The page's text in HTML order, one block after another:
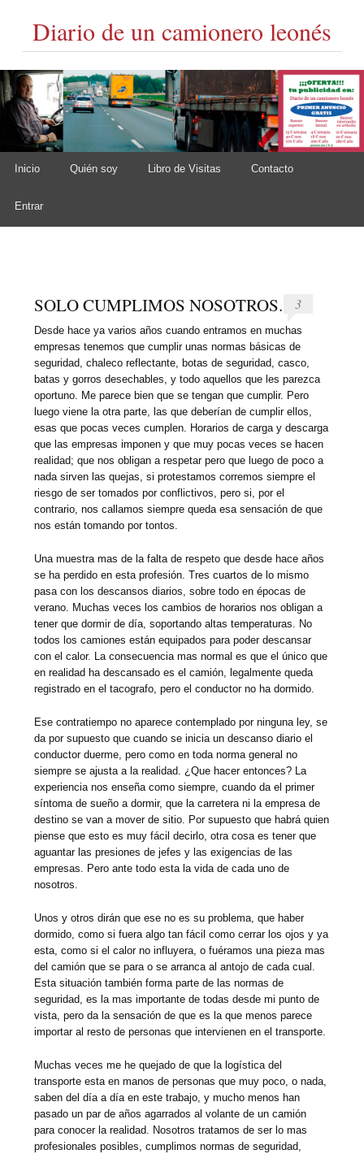
Diario de un camionero leonés
Main menu
Skip to content
Inicio Quién soy Libro de Visitas Contacto
Entrar
SOLO CUMPLIMOS NOSOTROS. 3
Desde hace ya varios años cuando entramos en muchas
empresas tenemos que cumplir unas normas básicas de
seguridad, chaleco reflectante, botas de seguridad, casco,
batas y gorros desechables, y todo aquellos que les parezca
oportuno. Me parece bien que se tengan que cumplir. Pero
luego viene la otra parte, las que deberían de cumplir ellos,
esas que pocas veces cumplen. Horarios de carga y descarga
que las empresas imponen y que muy pocas veces se hacen
realidad; que nos obligan a respetar pero que luego de poco a
nada sirven las quejas, si protestamos corremos siempre el
riesgo de ser tomados por conflictivos, pero si, por el
contrario, nos callamos siempre queda esa sensación de que
nos están tomando por tontos.
Una muestra mas de la falta de respeto que desde hace años
se ha perdido en esta profesión. Tres cuartos de lo mismo
pasa con los descansos diarios, sobre todo en épocas de
verano. Muchas veces los cambios de horarios nos obligan a
tener que dormir de día, soportando altas temperaturas. No
todos los camiones están equipados para poder descansar
con el calor. La consecuencia mas normal es que el único que
en realidad ha descansado es el camión, legalmente queda
registrado en el tacografo, pero el conductor no ha dormido.
Ese contratiempo no aparece contemplado por ninguna ley, se
da por supuesto que cuando se inicia un descanso diario el
conductor duerme, pero como en toda norma general no
siempre se ajusta a la realidad. ¿Que hacer entonces? La
experiencia nos enseña como siempre, cuando da el primer
síntoma de sueño a dormir, que la carretera ni la empresa de
destino se van a mover de sitio. Por supuesto que habrá quien
piense que esto es muy fácil decirlo, otra cosa es tener que
aguantar las presiones de jefes y las exigencias de las
empresas. Pero ante todo esta la vida de cada uno de
nosotros.
Unos y otros dirán que ese no es su problema, que haber
dormido, como si fuera algo tan fácil como cerrar los ojos y ya
esta, como si el calor no influyera, o fuéramos una pieza mas
del camión que se para o se arranca al antojo de cada cual.
Esta situación también forma parte de las normas de
seguridad, es la mas importante de todas desde mi punto de
vista, pero da la sensación de que es la que menos parece
importar al resto de personas que intervienen en el transporte.
Muchas veces me he quejado de que la logística del
transporte esta en manos de personas que muy poco, o nada,
saben del día a día en este trabajo, y mucho menos han
pasado un par de años agarrados al volante de un camión
para conocer la realidad. Nosotros tratamos de ser lo mas
profesionales posibles, cumplimos normas de seguridad,